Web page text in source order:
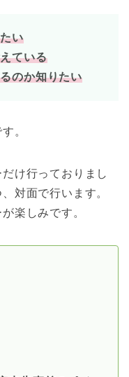
い
ている
のか知りたい
。
け行っておりまし
対面で行います。
楽しみです。